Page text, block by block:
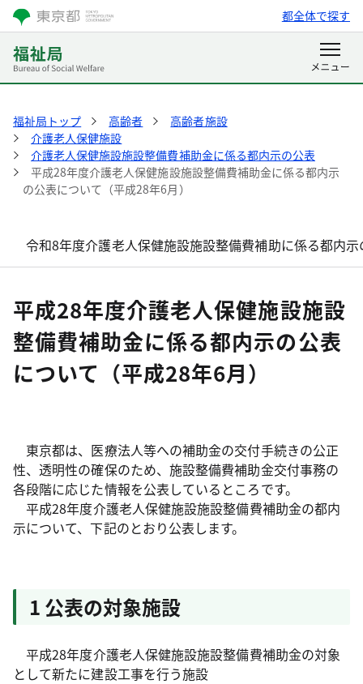
都全体で探す
福祉局トップ 高齢者
高齢者施設
介護老人保健施設
介護老人保健施設施設整備費補助金に係る都内示の公表
平成28年度介護老人保健施設施設整備費補助金に係る都内示
の公表について（平成28年6月）
令和8年度介護老人保健施設施設整備費補助に係る都内
平成28年度介護老人保健施設施設
整備費補助金に係る都内示の公表
について（平成28年6月）
東京都は、医療法人等への補助金の交付手続きの公正
性、透明性の確保のため、施設整備費補助金交付事務の
各段階に応じた情報を公表しているところです。
平成28年度介護老人保健施設施設整備費補助金の都内
示について、下記のとおり公表します。
1 公表の対象施設
平成28年度介護老人保健施設施設整備費補助金の対象
として新たに建設工事を行う施設